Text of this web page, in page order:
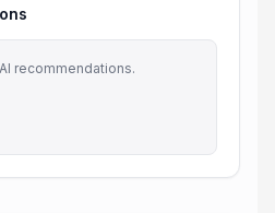
recommendations.